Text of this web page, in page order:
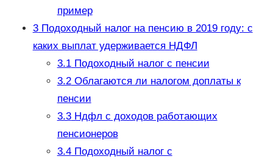
пример
3Подоходный налог на пенсию в 2019 году: с
каких выплат удерживается НДФЛ
3.1Подоходный налог с пенсии
3.2Облагаются ли налогом доплаты к
пенсии
3.3Ндфл с доходов работающих
пенсионеров
3.4Подоходный налог с